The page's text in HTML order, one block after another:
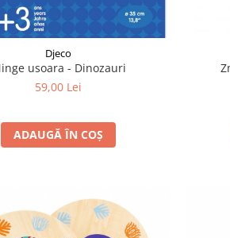
Djeco
usoara - Dinozauri
59,00 Lei
ADAUGĂ ÎN COȘ